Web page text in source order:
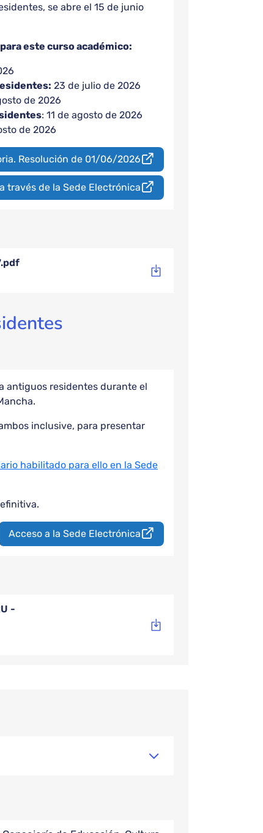
se abre el 15 de junio
este curso académico:
23 de julio de 2026
de 2026
: 11 de agosto de 2026
de 2026
Resolución de 01/06/2026
través de la Sede Electrónica
antiguos residentes durante el
inclusive, para presentar
habilitado para ello en la Sede
Acceso a la Sede Electrónica
-